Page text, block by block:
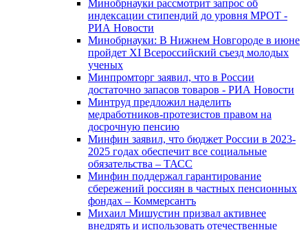
Минобрнауки рассмотрит запрос об
индексации стипендий до уровня МРОТ -
РИА Новости
Минобрнауки: В Нижнем Новгороде в июне
пройдет XI Всероссийский съезд молодых
ученых
Минпромторг заявил, что в России
достаточно запасов товаров - РИА Новости
Минтруд предложил наделить
медработников-протезистов правом на
досрочную пенсию
Минфин заявил, что бюджет России в 2023-
2025 годах обеспечит все социальные
обязательства – ТАСС
Минфин поддержал гарантирование
сбережений россиян в частных пенсионных
фондах – Коммерсантъ
Михаил Мишустин призвал активнее
внедрять и использовать отечественные